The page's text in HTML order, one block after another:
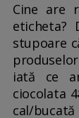
Cine are
eticheta?
stupoare
iată ce
ciocolata
cal/